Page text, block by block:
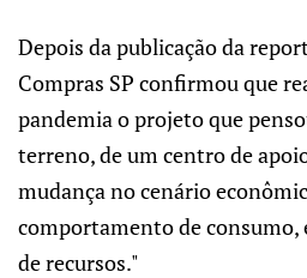
Depois da publicação da
Compras SP confirmou que
pandemia o projeto que
terreno, de um centro de
mudança no cenário
comportamento de
de recursos."